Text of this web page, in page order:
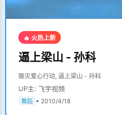
🔥 火热上新
逼上梁山 - 孙科
赈灾爱心行动, 逼上梁山 - 孙科
UP主: 飞宇视频
舞蹈 • 2010/4/18